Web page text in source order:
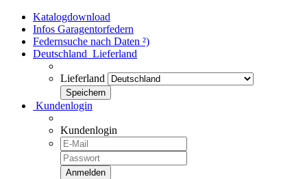
Katalogdownload
Infos Garagentorfedern
Federnsuche nach Daten ²)
Deutschland Lieferland
Lieferland
Kundenlogin
Kundenlogin